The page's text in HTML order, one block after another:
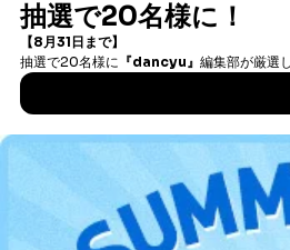
（本籍地を塗りつぶしたもの
・運転免許証の写し
・住民票の写し
・健康保険証の被保険者証の
利用目的の通知、開示対象個
郵送料：860円（内訳：定形
人限定受取郵便270円)
(2024年10月1日現在)
書籍）が無料で読
DOWNLOAD
DOWNLOAD
ご利用方法はこ